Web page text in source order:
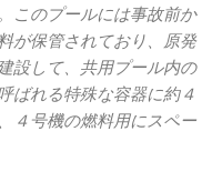
このプールには事故前か
が保管されており、原発
設して、共用プール内の
ばれる特殊な容器に約４
４号機の燃料用にスペー